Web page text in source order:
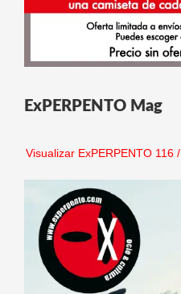
ExPERPENTO Mag
Visualizar ExPERPENTO 116/